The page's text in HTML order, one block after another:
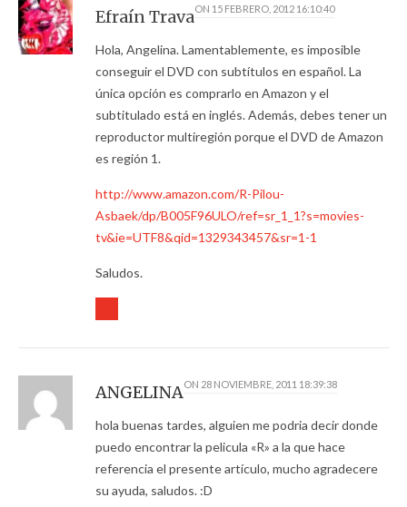
Efraín TravaON 15 FEBRERO, 2012 16:10:40
Hola, Angelina. Lamentablemente, es imposible
conseguir el DVD con subtítulos en español. La
única opción es comprarlo en Amazon y el
subtitulado está en inglés. Además, debes tener un
reproductor multiregión porque el DVD de Amazon
es región 1.
http://www.amazon.com/R-Pilou-
Asbaek/dp/B005F96ULO/ref=sr_1_1?s=movies-
tv&ie=UTF8&qid=1329343457&sr=1-1
Saludos.
ANGELINAON 28 NOVIEMBRE, 2011 18:39:38
hola buenas tardes, alguien me podria decir donde
puedo encontrar la pelicula «R» a la que hace
referencia el presente artículo, mucho agradecere
su ayuda, saludos. :D